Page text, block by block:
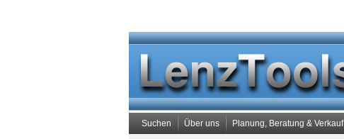
Suchen Über uns Planung, Beratung & Verkauf